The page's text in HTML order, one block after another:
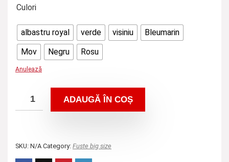
Culori
albastru royal verde visiniu
Bleumarin
Mov
Negru Rosu
Anulează
ADAUGĂ ÎN COȘ
SKU: N/A Category: Fuste big size